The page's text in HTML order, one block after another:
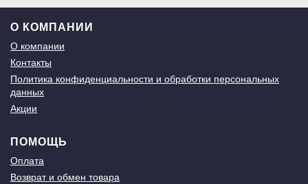
О КОМПАНИИ
О компании
Контакты
Политика конфиденциальности и обработки персональных
данных
Акции
ПОМОЩЬ
Оплата
Возврат и обмен товара